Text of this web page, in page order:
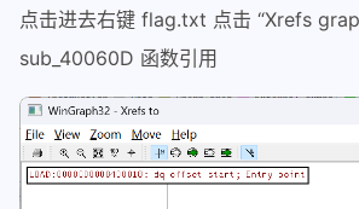
点击进去右键 flag.txt 点击 “Xrefs
sub_40060D 函数引用